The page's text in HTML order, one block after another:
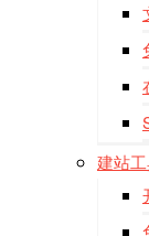
建站